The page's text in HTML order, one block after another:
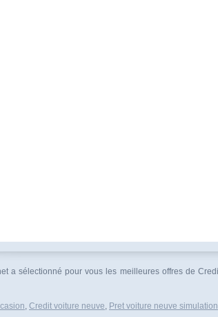
a sélectionné pour vous les meilleures offres de
, Credit voiture neuve, Pret voiture neuve simulation